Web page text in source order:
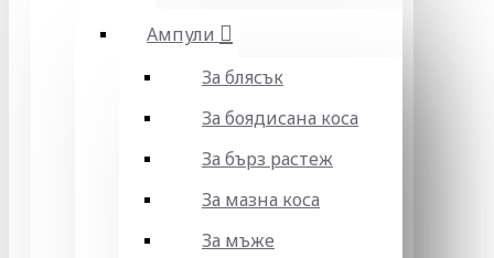
Ампули
За блясък
За боядисана коса
За бърз растеж
За мазна коса
За мъже